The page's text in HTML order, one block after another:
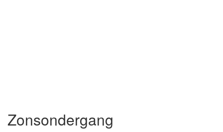
Zonsondergang